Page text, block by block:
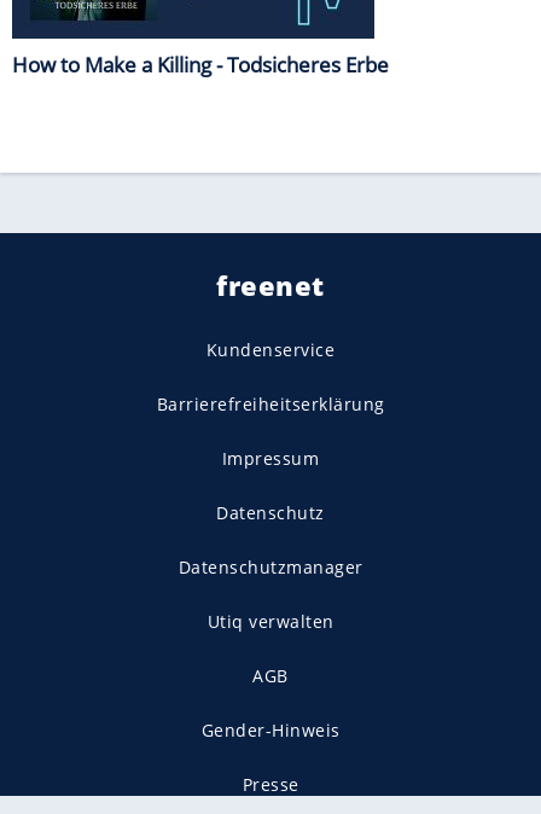
How to Make a Killing - Todsicheres Erbe
freenet
Kundenservice
Barrierefreiheitserklärung
Impressum
Datenschutz
Datenschutzmanager
Utiq verwalten
AGB
Gender-Hinweis
Presse